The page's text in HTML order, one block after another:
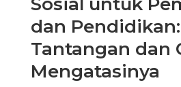
dan Pendidikan:
Tantangan dan
Mengatasinya